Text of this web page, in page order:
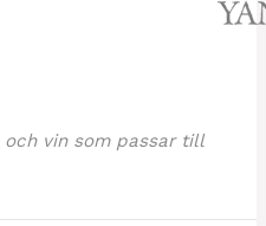
vin som passar till